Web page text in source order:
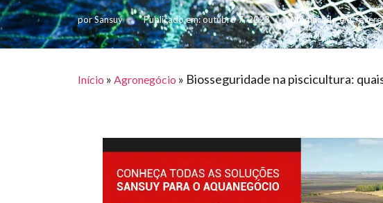
porSansuy Publicado em:outubro 7, 2023 Modificado em:
Início » Agronegócio » Biosseguridade na piscicultura: